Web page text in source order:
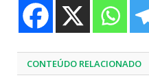
CONTEÚDO RELACIONADO